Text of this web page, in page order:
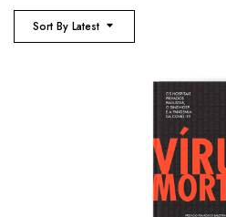
Sort By Latest